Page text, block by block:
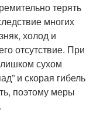
терять
многих
холод и
отсутствие. При
сухом
и скорая гибель
поэтому меры